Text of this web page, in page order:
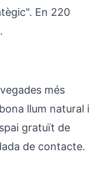
En 220
més
llum natural i
gratuït de
de contacte.